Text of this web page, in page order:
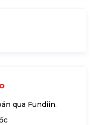
qua Fundiin.